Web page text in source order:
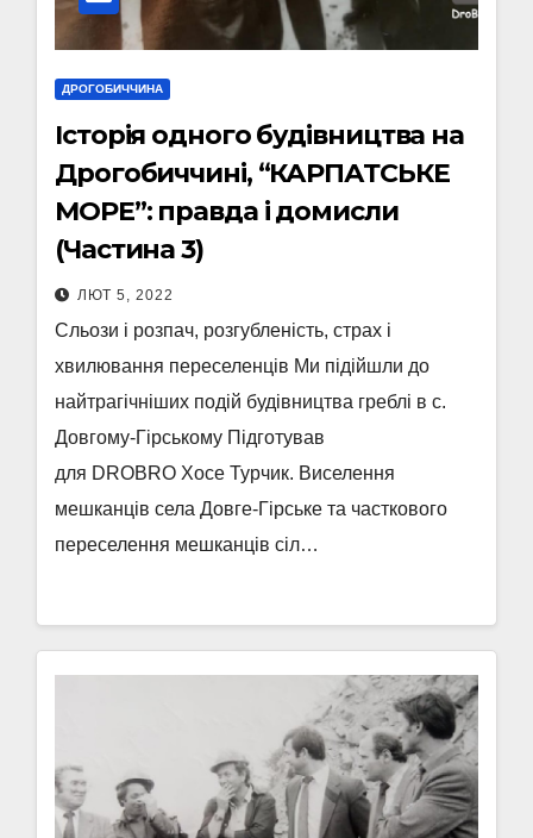
ДРОГОБИЧЧИНА
Історія одного будівництва на
Дрогобиччині, “КАРПАТСЬКЕ
МОРЕ”: правда і домисли
(Частина 3)
ЛЮТ 5, 2022
Сльози і розпач, розгубленість, страх і
хвилювання переселенців Ми підійшли до
найтрагічніших подій будівництва греблі в с.
Довгому-Гірському Підготував
для DROBRO Хосе Турчик. Виселення
мешканців села Довге-Гірське та часткового
переселення мешканців сіл…